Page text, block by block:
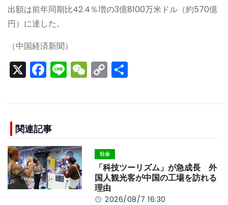
出額は前年同期比42.4％増の3億8100万米ドル（約570億
円）に達した。
（中国経済新聞）
X F
a
e
b
o
o
k
Li
n
W
e
C
o
n
k
関連記事
社会
「科技ツーリズム」が急成長 外
国人観光客が中国の工場を訪れる
理由
2026/08/7 16:30